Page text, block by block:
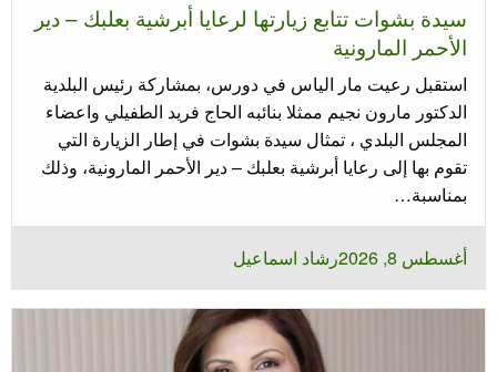
سيدة بشوات تتابع زيارتها لرعايا أبرشية بعلبك – دير
الأحمر المارونية
استقبل رعيت مار الياس في دورس، بمشاركة رئيس البلدية
الدكتور مارون نجيم ممثلا بنائبه الحاج فريد الطفيلي واعضاء
المجلس البلدي ، تمثال سيدة بشوات في إطار الزيارة التي
تقوم بها إلى رعايا أبرشية بعلبك – دير الأحمر المارونية، وذلك
بمناسبة…
نُشر
في
أغسطس 8, 2026 رشاد اسماعيل